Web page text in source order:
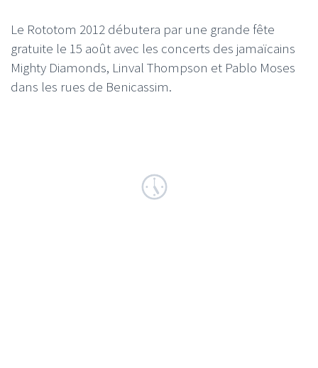
Le Rototom 2012 débutera par une grande fête
gratuite le 15 août avec les concerts des jamaïcains
Mighty Diamonds, Linval Thompson et Pablo Moses
dans les rues de Benicassim.